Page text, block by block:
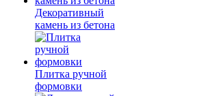
Декоративный
камень из бетона
Плитка ручной
формовки